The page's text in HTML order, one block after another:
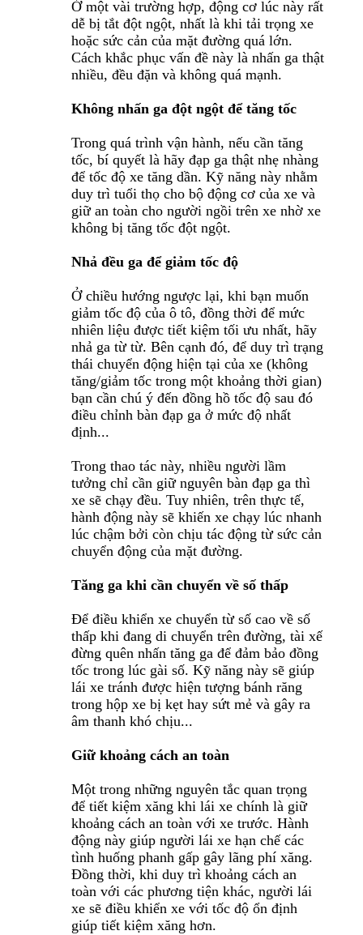
Ở một vài trường hợp, động cơ lúc này rất
dễ bị tắt đột ngột, nhất là khi tải trọng xe
hoặc sức cản của mặt đường quá lớn.
Cách khắc phục vấn đề này là nhấn ga thật
nhiều, đều đặn và không quá mạnh.
Không nhấn ga đột ngột để tăng tốc
Trong quá trình vận hành, nếu cần tăng
tốc, bí quyết là hãy đạp ga thật nhẹ nhàng
để tốc độ xe tăng dần. Kỹ năng này nhằm
duy trì tuổi thọ cho bộ động cơ của xe và
giữ an toàn cho người ngồi trên xe nhờ xe
không bị tăng tốc đột ngột.
Nhả đều ga để giảm tốc độ
Ở chiều hướng ngược lại, khi bạn muốn
giảm tốc độ của ô tô, đồng thời để mức
nhiên liệu được tiết kiệm tối ưu nhất, hãy
nhả ga từ từ. Bên cạnh đó, để duy trì trạng
thái chuyển động hiện tại của xe (không
tăng/giảm tốc trong một khoảng thời gian)
bạn cần chú ý đến đồng hồ tốc độ sau đó
điều chỉnh bàn đạp ga ở mức độ nhất
định...
Trong thao tác này, nhiều người lầm
tưởng chỉ cần giữ nguyên bàn đạp ga thì
xe sẽ chạy đều. Tuy nhiên, trên thực tế,
hành động này sẽ khiến xe chạy lúc nhanh
lúc chậm bởi còn chịu tác động từ sức cản
chuyển động của mặt đường.
Tăng ga khi cần chuyển về số thấp
Để điều khiển xe chuyển từ số cao về số
thấp khi đang di chuyển trên đường, tài xế
đừng quên nhấn tăng ga để đảm bảo đồng
tốc trong lúc gài số. Kỹ năng này sẽ giúp
lái xe tránh được hiện tượng bánh răng
trong hộp xe bị kẹt hay sứt mẻ và gây ra
âm thanh khó chịu...
Giữ khoảng cách an toàn
Một trong những nguyên tắc quan trọng
để tiết kiệm xăng khi lái xe chính là giữ
khoảng cách an toàn với xe trước. Hành
động này giúp người lái xe hạn chế các
tình huống phanh gấp gây lãng phí xăng.
Đồng thời, khi duy trì khoảng cách an
toàn với các phương tiện khác, người lái
xe sẽ điều khiển xe với tốc độ ổn định
giúp tiết kiệm xăng hơn.